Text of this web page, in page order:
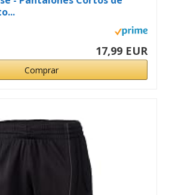
17,99 EUR
Comprar